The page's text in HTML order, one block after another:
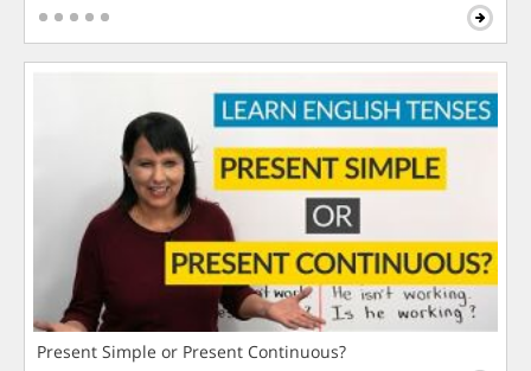
Present Simple or Present Continuous?